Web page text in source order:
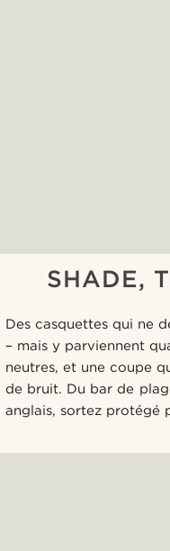
SHADE,
Des casquettes qui ne
– mais y parviennent
neutres, et une coupe
de bruit. Du bar de
anglais, sortez protégé